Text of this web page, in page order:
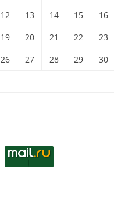
12 13 14 15
16
19 20 21 22
23
26 27 28 29
30